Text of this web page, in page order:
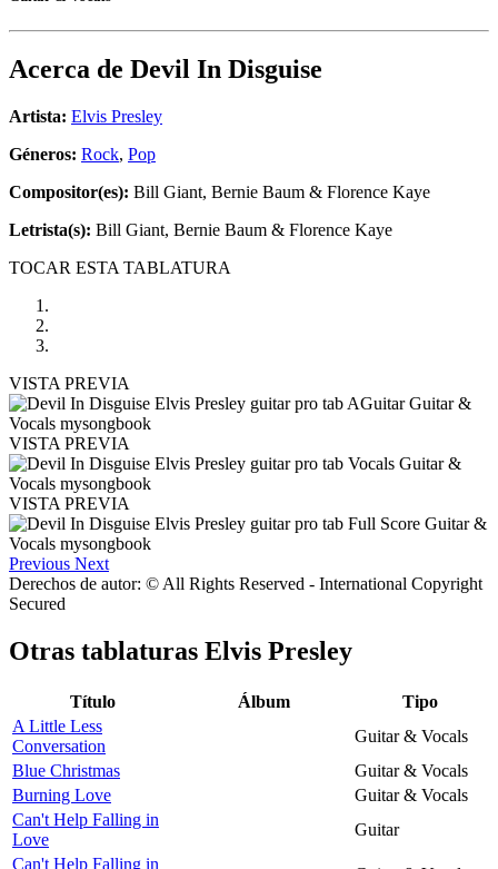
Acerca de Devil In Disguise
Artista: Elvis Presley
Géneros: Rock, Pop
Compositor(es): Bill Giant, Bernie Baum & Florence Kaye
Letrista(s): Bill Giant, Bernie Baum & Florence Kaye
TOCAR ESTA TABLATURA
VISTA PREVIA
VISTA PREVIA
VISTA PREVIA
Previous Next
Derechos de autor: © All Rights Reserved - International Copyright
Secured
Otras tablaturas Elvis Presley
Título Álbum
Tipo
A Little Less
Conversation
Guitar & Vocals
Blue Christmas
Guitar & Vocals
Burning Love
Guitar & Vocals
Can't Help Falling in
Love
Guitar
Can't Help Falling in